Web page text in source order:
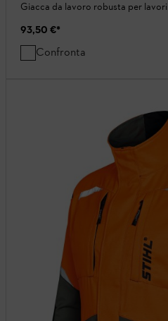
Giacca da lavoro robusta per
93,50 €*
Confronta